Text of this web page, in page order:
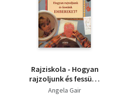
Rajziskola - Hogyan
rajzoljunk és fessünk
embereket?
Angela Gair